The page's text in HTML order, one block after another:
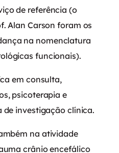
de referência (o
Alan Carson foram os
na nomenclatura
funcionais).
em consulta,
psicoterapia e
de investigação clínica.
na atividade
crânio encefálico